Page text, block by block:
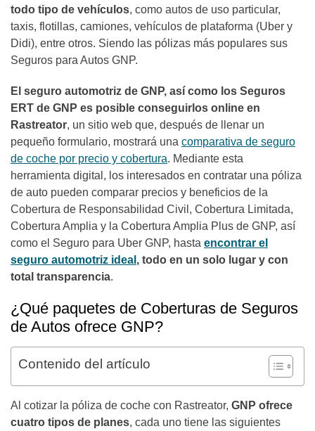
todo tipo de vehículos, como autos de uso particular,
taxis, flotillas, camiones, vehículos de plataforma (Uber y
Didi), entre otros. Siendo las pólizas más populares sus
Seguros para Autos GNP.
El seguro automotriz de GNP, así como los Seguros
ERT de GNP es posible conseguirlos online en
Rastreator, un sitio web que, después de llenar un
pequeño formulario, mostrará una comparativa de seguro
de coche por precio y cobertura. Mediante esta
herramienta digital, los interesados en contratar una póliza
de auto pueden comparar precios y beneficios de la
Cobertura de Responsabilidad Civil, Cobertura Limitada,
Cobertura Amplia y la Cobertura Amplia Plus de GNP, así
como el Seguro para Uber GNP, hasta encontrar el
seguro automotriz ideal , todo en un solo lugar y con
total transparencia.
¿Qué paquetes de Coberturas de Seguros
de Autos ofrece GNP?
Contenido del artículo
Al cotizar la póliza de coche con Rastreator, GNP ofrece
cuatro tipos de planes, cada uno tiene las siguientes